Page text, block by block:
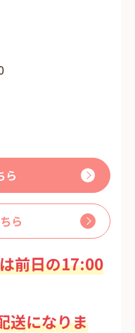
ら
ら
前日の17:00
送になりま